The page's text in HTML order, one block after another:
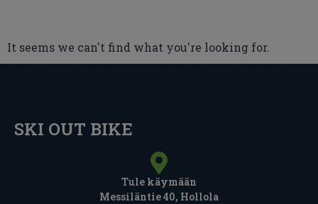
It seems we can't find what you're looking for.
SKI OUT BIKE
Tule käymään
Messiläntie 40, Hollola